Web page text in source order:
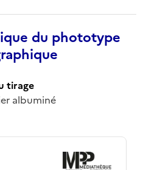
du phototype
tirage
albuminé